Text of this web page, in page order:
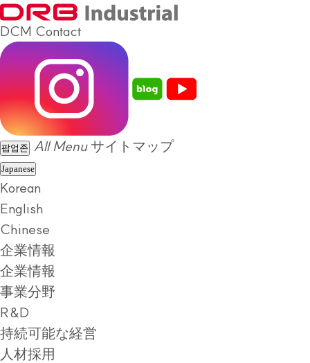
DCM Contact
팝업존 All Menu サイトマップ
Japanese
Korean
English
Chinese
企業情報
企業情報
事業分野
R&D
持続可能な経営
人材採用